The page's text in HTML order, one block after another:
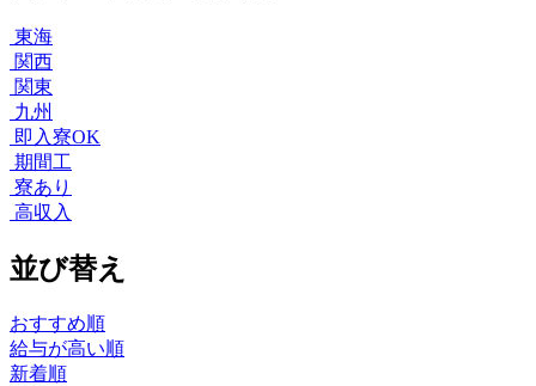
東海
関西
関東
九州
即入寮OK
期間工
寮あり
高収入
並び替え
おすすめ順
給与が高い順
新着順